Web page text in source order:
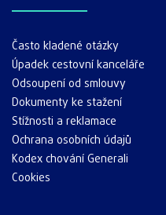
Často kladené otázky
Úpadek cestovní kanceláře
Odsoupení od smlouvy
Dokumenty ke stažení
Stížnosti a reklamace
Ochrana osobních údajů
Kodex chování Generali
Cookies